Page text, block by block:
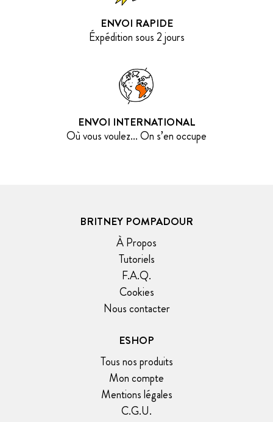
ENVOI RAPIDE
Éxpédition sous 2 jours
ENVOI INTERNATIONAL
Où vous voulez... On s’en occupe
BRITNEY POMPADOUR
À Propos
Tutoriels
F.A.Q.
Cookies
Nous contacter
ESHOP
Tous nos produits
Mon compte
Mentions légales
C.G.U.